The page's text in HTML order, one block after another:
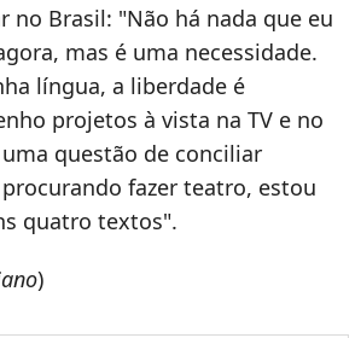
no Brasil: "Não há nada que eu
mas é uma necessidade.
língua, a liberdade é
projetos à vista na TV e no
questão de conciliar
fazer teatro, estou
quatro textos".
)